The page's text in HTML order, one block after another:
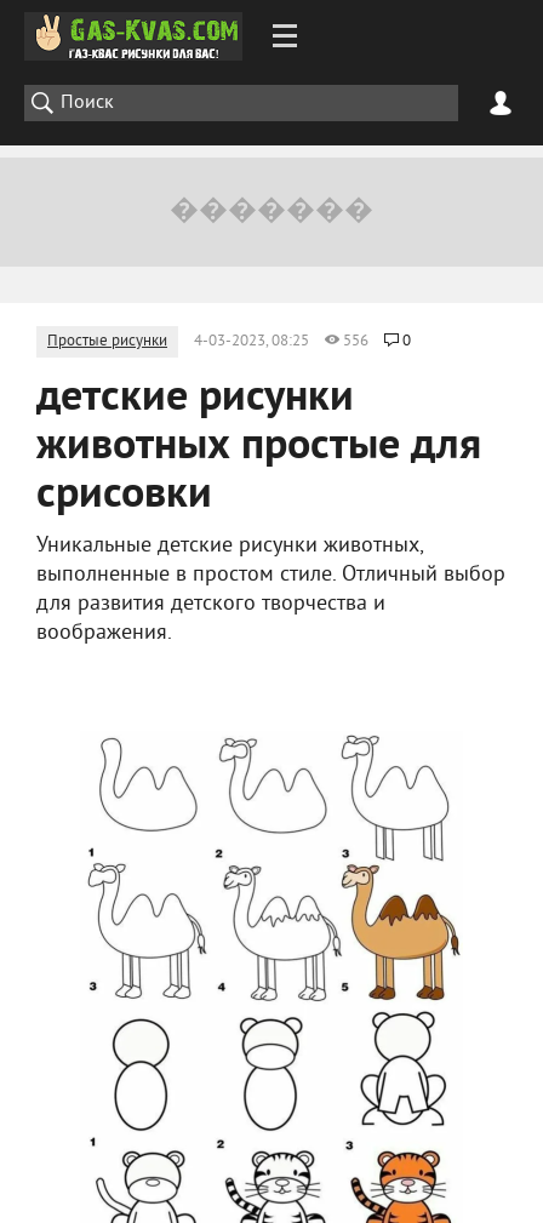
Простые рисунки 4-03-2023, 08:25 556 0
детские рисунки
животных простые для
срисовки
Уникальные детские рисунки животных,
выполненные в простом стиле. Отличный выбор
для развития детского творчества и
воображения.